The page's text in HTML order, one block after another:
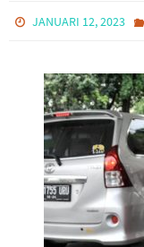
JANUARI 12, 2023